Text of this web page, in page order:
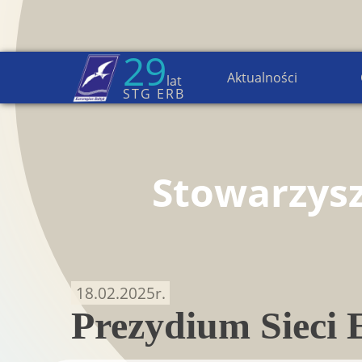
29lat
STG ERB
Aktualności
Strona główna→Aktualności
Prezydium Sieci
18.02.2025r.